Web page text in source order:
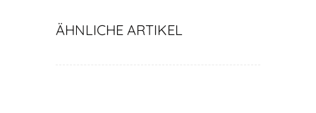
ÄHNLICHE ARTIKEL